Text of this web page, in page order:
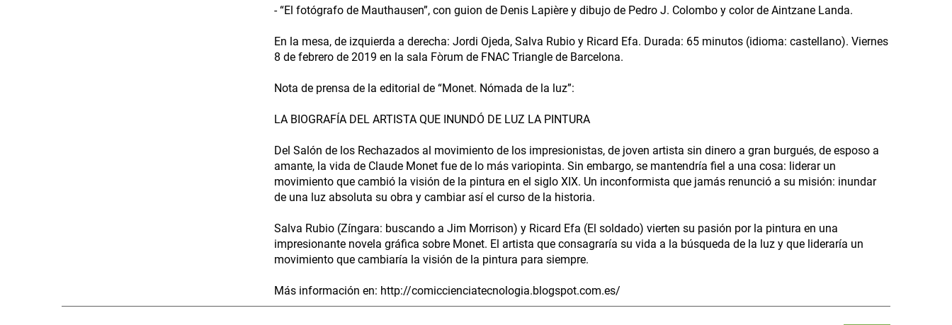
- “El fotógrafo de Mauthausen”, con guion de Denis Lapière y dibujo de Pedro J. Colombo y color de Aintzane Landa.
En la mesa, de izquierda a derecha: Jordi Ojeda, Salva Rubio y Ricard Efa. Durada: 65 minutos (idioma: castellano). Viernes
8 de febrero de 2019 en la sala Fòrum de FNAC Triangle de Barcelona.
Nota de prensa de la editorial de “Monet. Nómada de la luz”:
LA BIOGRAFÍA DEL ARTISTA QUE INUNDÓ DE LUZ LA PINTURA
Del Salón de los Rechazados al movimiento de los impresionistas, de joven artista sin dinero a gran burgués, de esposo a
amante, la vida de Claude Monet fue de lo más variopinta. Sin embargo, se mantendría fiel a una cosa: liderar un
movimiento que cambió la visión de la pintura en el siglo XIX. Un inconformista que jamás renunció a su misión: inundar
de una luz absoluta su obra y cambiar así el curso de la historia.
Salva Rubio (Zíngara: buscando a Jim Morrison) y Ricard Efa (El soldado) vierten su pasión por la pintura en una
impresionante novela gráfica sobre Monet. El artista que consagraría su vida a la búsqueda de la luz y que lideraría un
movimiento que cambiaría la visión de la pintura para siempre.
Más información en: http://comiccienciatecnologia.blogspot.com.es/